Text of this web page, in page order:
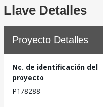
Llave Detalles
Proyecto Detalles
No. de identificación del
proyecto
P178288